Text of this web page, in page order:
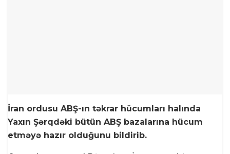
İran ordusu ABŞ-ın təkrar hücumları halında
Yaxın Şərqdəki bütün ABŞ bazalarına hücum
etməyə hazır olduğunu bildirib.